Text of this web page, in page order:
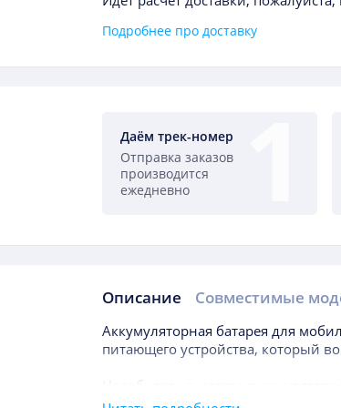
Подробнее про доставку
Даём трек-номер
Отправка заказов
производится
ежедневно
Описание Совместимые
Описание
Аккумуляторная батарея для
питающего устройства, который
Надобность в новом аккумуляторе
приключится даже в течение года